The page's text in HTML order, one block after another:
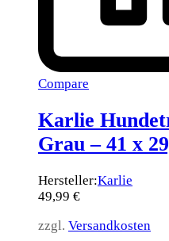
Compare
Karlie
Grau – 41 x
Hersteller:Karlie
49,99 €
zzgl. Versandkosten